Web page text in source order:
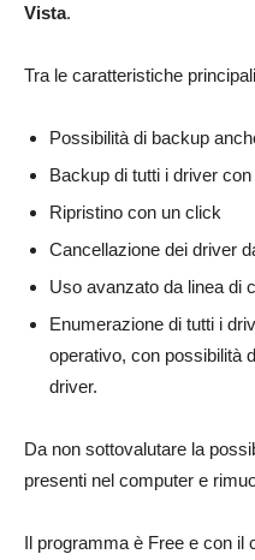
Vista.
Tra le caratteristiche
Possibilità di backup
Backup di tutti i driver
Ripristino con un click
Cancellazione dei driver
Uso avanzato da linea di
Enumerazione di tutti i
operativo, con possibilità
driver.
Da non sottovalutare la
presenti nel computer e
Il programma è Free e con il